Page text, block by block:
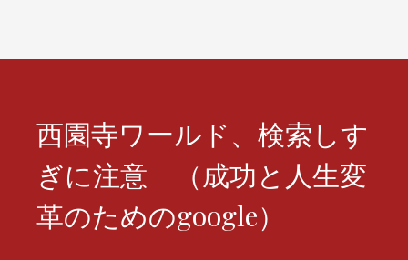
ョ
ン
西園寺ワールド、検索しす
ぎに注意 （成功と人生変
革のためのgoogle）